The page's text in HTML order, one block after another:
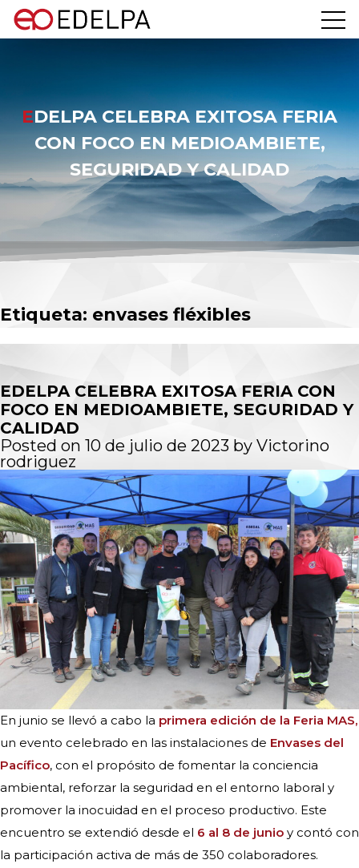
EDELPA CELEBRA EXITOSA FERIA
CON FOCO EN MEDIOAMBIETE,
SEGURIDAD Y CALIDAD
Etiqueta: envases fléxibles
EDELPA CELEBRA EXITOSA FERIA CON
FOCO EN MEDIOAMBIETE, SEGURIDAD Y
CALIDAD
Posted on 10 de julio de 2023 by Victorino
rodriguez
En junio se llevó a cabo la primera edición de la Feria MAS,
un evento celebrado en las instalaciones de Envases del
Pacífico, con el propósito de fomentar la conciencia
ambiental, reforzar la seguridad en el entorno laboral y
promover la inocuidad en el proceso productivo. Este
encuentro se extendió desde el 6 al 8 de junio y contó con
la participación activa de más de 350 colaboradores.